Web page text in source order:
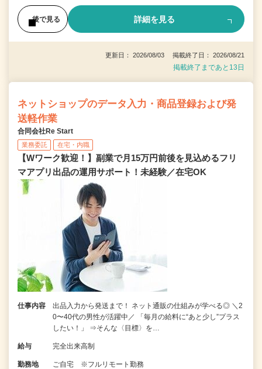
後で見る 詳細を見る
更新日： 2026/08/03 掲載終了日： 2026/08/21
掲載終了まであと13日
ネットショップのデータ入力・商品登録および発
送軽作業
合同会社Re Start
業務委託 在宅・内職
【Wワーク歓迎！】副業で月15万円前後を見込めるフリ
マアプリ出品の運用サポート！未経験／在宅OK
仕事内容
出品入力から発送まで！ ネット通販の仕組みが学べる◎ ＼2
0〜40代の男性が活躍中／ 「毎月の給料に“あと少し”プラス
したい！」 ⇒そんな〈目標〉を…
給与 完全出来高制
勤務地 ご自宅 ※フルリモート勤務